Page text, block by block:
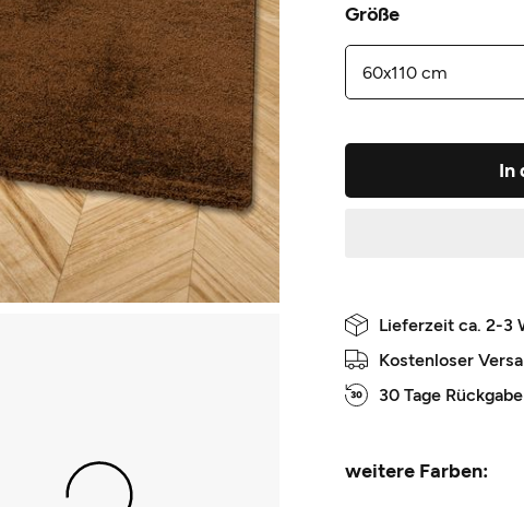
Größe
In
Lieferzeit ca. 2-3
Kostenloser
30 Tage
weitere Farben: